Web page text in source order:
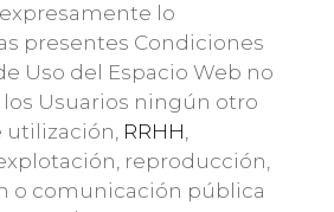
lo
presentes Condiciones
Uso del Espacio Web no
Usuarios ningún otro
utilización, RRHH,
reproducción,
o comunicación pública